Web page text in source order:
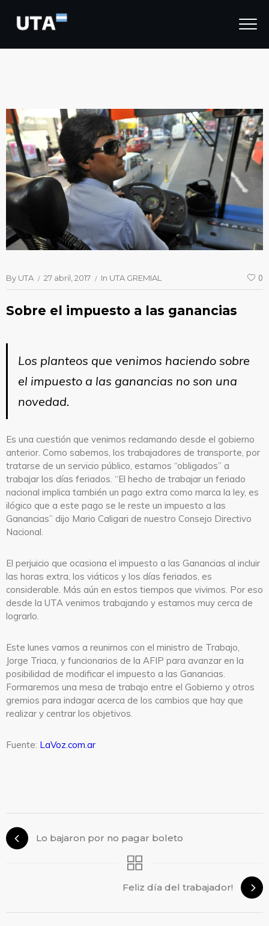
By UTA 27 abril, 2017 In UTA GREMIAL 0
Sobre el impuesto a las ganancias
Los planteos que venimos haciendo sobre
el impuesto a las ganancias no son una
novedad.
Es una cuestión que venimos reclamando desde el gobierno
anterior. Como sabemos, los trabajadores de transporte, por
tratarse de un servicio público, estamos “obligados” a
trabajar los días feriados. “El hecho de trabajar un feriado
nacional implica también un pago extra como marca la ley, es
ilógico que a este pago se le reste un impuesto a las
Ganancias” dijo Mario Caligari de nuestro Consejo Directivo
Nacional.
El perjuicio que ocasiona el impuesto a las Ganancias al incluir
las horas extra, los viáticos y los días feriados, es
considerable. Más aún en estos tiempos que vivimos. Por eso
desde la UTA venimos trabajando y estamos muy cerca de
lograrlo.
Este lunes vamos a reunirnos con el ministro de Trabajo,
Jorge Triaca, y funcionarios de la AFIP para avanzar en la
posibilidad de modificar el impuesto a las Ganancias.
Formaremos una mesa de trabajo entre el Gobierno y otros
gremios para indagar acerca de los cambios que hay que
realizar y centrar los objetivos.
Fuente: LaVoz.com.ar
Lo bajaron por no pagar boleto
Feliz día del trabajador!